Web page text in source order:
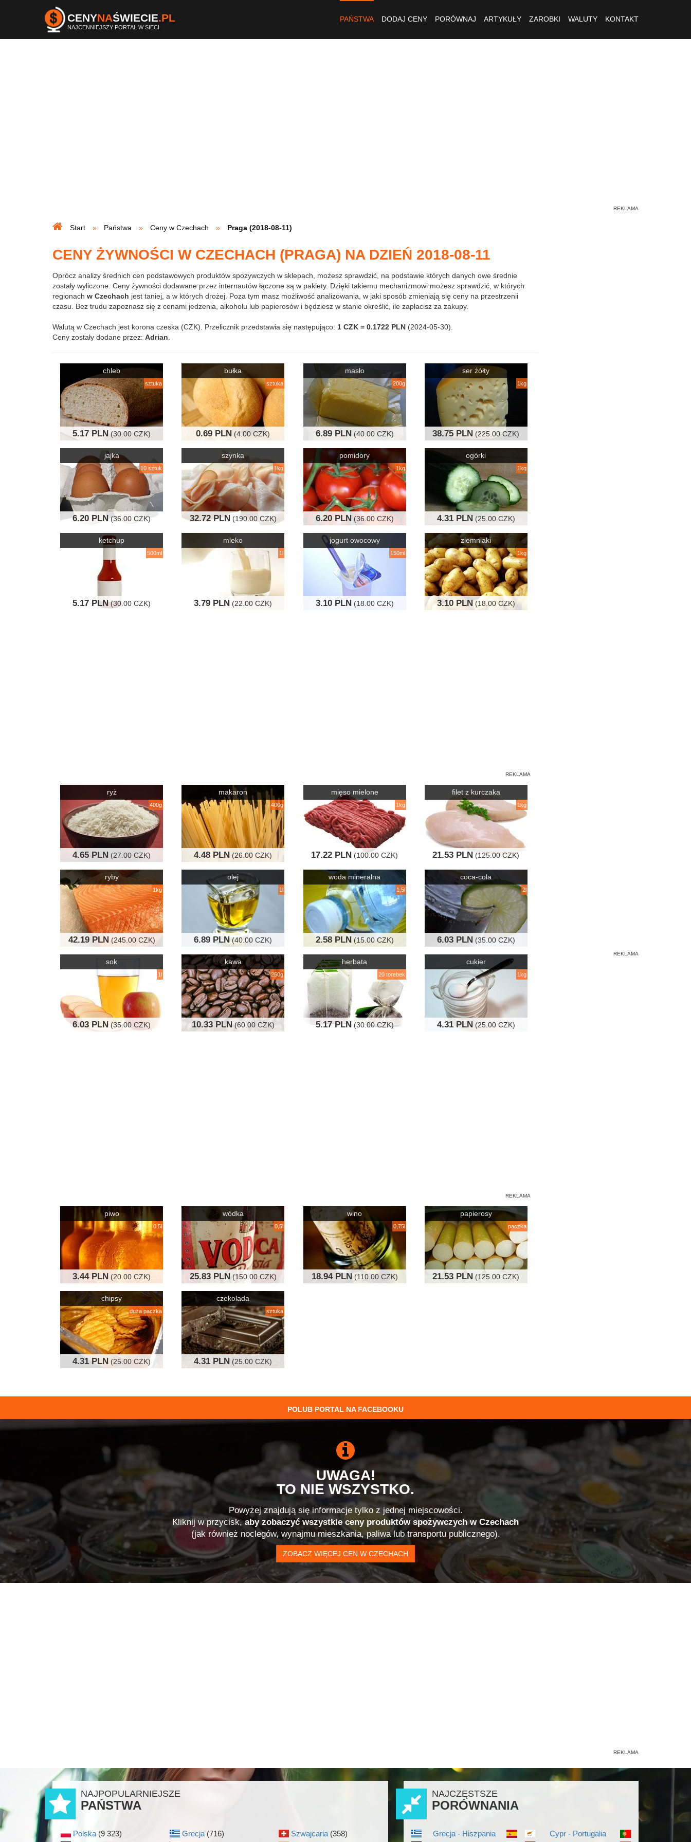
CENYNAŚWIECIE.PL
NAJCENNIEJSZY PORTAL W SIECI
PAŃSTWA DODAJ CENY PORÓWNAJ ARTYKUŁY ZAROBKI WALUTY KONTAKT
Start Państwa Ceny w Czechach Praga (2018-08-11)
CENY ŻYWNOŚCI W CZECHACH (PRAGA) NA DZIEŃ 2018-08-11
Oprócz analizy średnich cen podstawowych produktów spożywczych w sklepach, możesz sprawdzić, na podstawie których danych owe średnie
zostały wyliczone. Ceny żywności dodawane przez internautów łączone są w pakiety. Dzięki takiemu mechanizmowi możesz sprawdzić, w których
regionach w Czechach jest taniej, a w których drożej. Poza tym masz możliwość analizowania, w jaki sposób zmieniają się ceny na przestrzenii
czasu. Bez trudu zapoznasz się z cenami jedzenia, alkoholu lub papierosów i będziesz w stanie określić, ile zapłacisz za zakupy.
Walutą w Czechach jest korona czeska (CZK). Przelicznik przedstawia się następująco: 1 CZK = 0.1722 PLN (2024-05-30).
Ceny zostały dodane przez: Adrian
chleb
sztuka
5.17 PLN (30.00 CZK)
bułka
sztuka
0.69 PLN (4.00 CZK)
masło
200g
6.89 PLN (40.00 CZK)
ser żółty
1kg
38.75 PLN (225.00 CZK)
jajka
10 sztuk
6.20 PLN(36.00 CZK)
szynka
1kg
32.72 PLN (190.00 CZK)
pomidory
1kg
6.20 PLN (36.00 CZK)
ogórki
1kg
4.31 PLN (25.00 CZK)
ketchup
500ml
5.17 PLN(30.00 CZK)
mleko
1l
3.79 PLN (22.00 CZK)
jogurt owocowy
150ml
3.10 PLN (18.00 CZK)
ziemniaki
1kg
3.10 PLN (18.00 CZK)
ryż
400g
4.65 PLN (27.00 CZK)
makaron
400g
4.48 PLN (26.00 CZK)
mięso mielone
1kg
17.22 PLN (100.00 CZK)
filet z kurczaka
1kg
21.53 PLN (125.00 CZK)
ryby
1kg
42.19 PLN (245.00 CZK)
olej
1l
6.89 PLN(40.00 CZK)
woda mineralna
1,5l
2.58 PLN (15.00 CZK)
coca-cola
2l
6.03 PLN (35.00 CZK)
sok
1l
6.03 PLN (35.00 CZK)
kawa
250g
10.33 PLN (60.00 CZK)
herbata
20 torebek
5.17 PLN (30.00 CZK)
cukier
1kg
4.31 PLN (25.00 CZK)
piwo
0,5l
3.44 PLN (20.00 CZK)
wódka
0,5l
25.83 PLN (150.00 CZK)
wino
0,75l
18.94 PLN (110.00 CZK)
papierosy
paczka
21.53 PLN (125.00 CZK)
chipsy
duża paczka
4.31 PLN (25.00 CZK)
czekolada
sztuka
4.31 PLN (25.00 CZK)
POLUB PORTAL NA FACEBOOKU
UWAGA!
TO NIE WSZYSTKO.
Powyżej znajdują się informacje tylko z jednej miejscowości.
Kliknij w przycisk,aby zobaczyć wszystkie ceny produktów spożywczych w Czechach
(jak również noclegów, wynajmu mieszkania, paliwa lub transportu publicznego).
ZOBACZ WIĘCEJ CEN W CZECHACH
NAJPOPULARNIEJSZE
PAŃSTWA
Polska (9 323)
Grecja (716)
Szwajcaria (358)
NAJCZĘSTSZE
PORÓWNANIA
Grecja - Hiszpania
Cypr - Portugalia